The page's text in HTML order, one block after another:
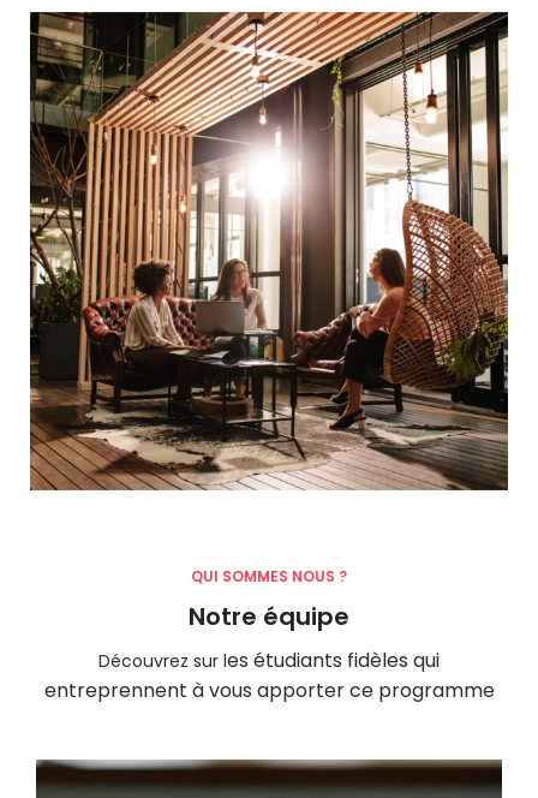
QUI SOMMES NOUS ?
Notre équipe
Découvrez sur les étudiants fidèles qui
entreprennent à vous apporter ce programme